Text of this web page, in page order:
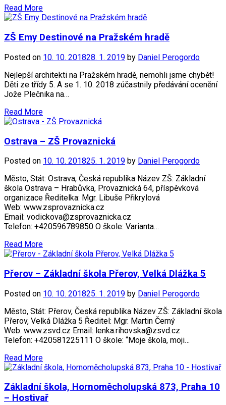
Read More
ZŠ Emy Destinové na Pražském hradě
Posted on 10. 10. 201828. 1. 2019 by Daniel Perogordo
Nejlepší architekti na Pražském hradě, nemohli jsme chybět!
Děti ze třídy 5. A se 1. 10. 2018 zúčastnily předávání ocenění
Jože Plečnika na…
Read More
Ostrava – ZŠ Provaznická
Posted on 10. 10. 201825. 1. 2019 by Daniel Perogordo
Město, Stát: Ostrava, Česká republika Název ZŠ: Základní
škola Ostrava – Hrabůvka, Provaznická 64, příspěvková
organizace Ředitelka: Mgr. Libuše Přikrylová
Web: www.zsprovaznicka.cz
Email: vodickova@zsprovaznicka.cz
Telefon: +420596789850 O škole: Varianta…
Read More
Přerov – Základní škola Přerov, Velká Dlážka 5
Posted on 10. 10. 201825. 1. 2019 by Daniel Perogordo
Město, Stát: Přerov, Česká republika Název ZŠ: Základní škola
Přerov, Velká Dlážka 5 Ředitel: Mgr. Martin Černý
Web: www.zsvd.cz Email: lenka.rihovska@zsvd.cz
Telefon: +420581225111 O škole: “Moje škola, moji…
Read More
Základní škola, Hornoměcholupská 873, Praha 10
– Hostivař